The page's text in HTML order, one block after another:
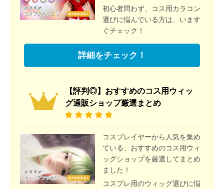
初心者問わず、コス用カラコン
選びに悩んでいる方は、います
ぐチェック！
詳細をチェック！
【評判◎】おすすめのコス用ウィッ
グ通販ショップ厳選まとめ
コスプレイヤーから人気を集め
ている、おすすめのコス用ウィ
ッグショップを厳選してまとめ
ました！
コスプレ用のウィッグ選びに悩